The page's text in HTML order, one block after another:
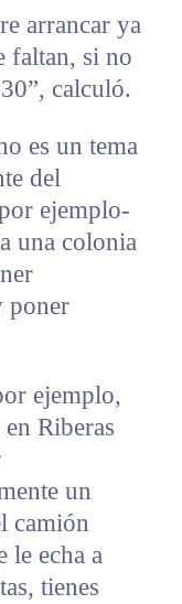
arrancar ya
faltan, si no
calculó.
es un tema
del
ejemplo-
una colonia
poner
ejemplo,
Riberas
un
camión
le echa a
tienes